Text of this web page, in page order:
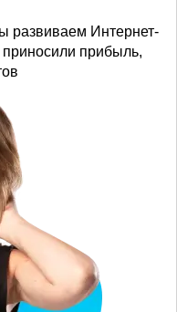
развиваем Интернет-
прибыль,